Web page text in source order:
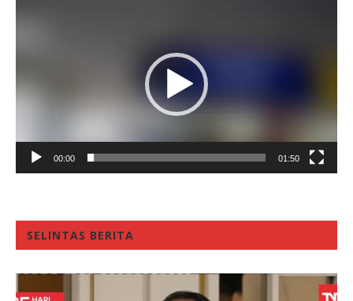
00:00 01:50
SELINTAS BERITA